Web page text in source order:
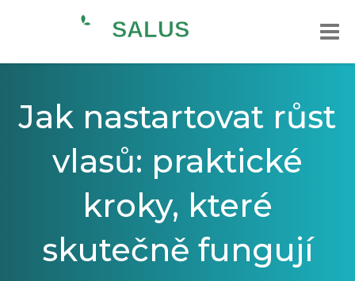
Jak nastartovat růst
vlasů: praktické
kroky, které
skutečně fungují